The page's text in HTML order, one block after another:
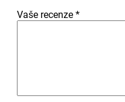
Vaše recenze *